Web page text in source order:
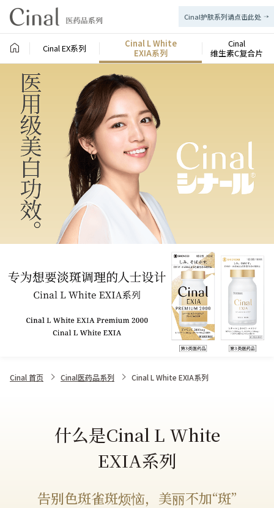
Cinal护肤系列请点击此处
Cinal EX系列
Cinal L White
EXIA系列
Cinal
维生素C复合片
Cinal 首页 Cinal医药品系列 Cinal L White EXIA系列
什么是Cinal L White
EXIA系列​
告别色斑雀斑烦恼，美丽不加“斑”